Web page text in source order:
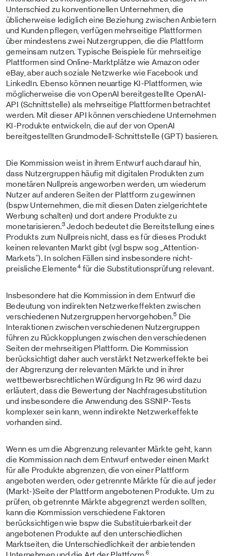
Unterschied zu konventionellen Unternehmen, die
üblicherweise lediglich eine Beziehung zwischen Anbietern
und Kunden pflegen, verfügen mehrseitige Plattformen
über mindestens zwei Nutzergruppen, die die Plattform
gemeinsam nutzen. Typische Beispiele für mehrseitige
Plattformen sind Online-Marktplätze wie Amazon oder
eBay, aber auch soziale Netzwerke wie Facebook und
LinkedIn. Ebenso können neuartige KI-Plattformen, wie
möglicherweise die von OpenAI bereitgestellte OpenAI-
API (Schnittstelle) als mehrseitige Plattformen betrachtet
werden. Mit dieser API können verschiedene Unternehmen
KI-Produkte entwickeln, die auf der von OpenAI
bereitgestellten Grundmodell-Schnittstelle (GPT) basieren.
Die Kommission weist in ihrem Entwurf auch darauf hin,
dass Nutzergruppen häufig mit digitalen Produkten zum
monetären Nullpreis angeworben werden, um wiederum
Nutzer auf anderen Seiten der Plattform zu gewinnen
(bspw Unternehmen, die mit diesen Daten zielgerichtete
Werbung schalten) und dort andere Produkte zu
monetarisieren.3 Jedoch bedeutet die Bereitstellung eines
Produkts zum Nullpreis nicht, dass es für dieses Produkt
keinen relevanten Markt gibt (vgl bspw sog „Attention-
Markets“). In solchen Fällen sind insbesondere nicht-
preisliche Elemente4 für die Substitutionsprüfung relevant.
Insbesondere hat die Kommission in dem Entwurf die
Bedeutung von indirekten Netzwerkeffekten zwischen
verschiedenen Nutzergruppen hervorgehoben.5 Die
Interaktionen zwischen verschiedenen Nutzergruppen
führen zu Rückkopplungen zwischen den verschiedenen
Seiten der mehrseitigen Plattform. Die Kommission
berücksichtigt daher auch verstärkt Netzwerkeffekte bei
der Abgrenzung der relevanten Märkte und in ihrer
wettbewerbsrechtlichen Würdigung In Rz 96 wird dazu
erläutert, dass die Bewertung der Nachfragesubstitution
und insbesondere die Anwendung des SSNIP-Tests
komplexer sein kann, wenn indirekte Netzwerkeffekte
vorhanden sind.
Wenn es um die Abgrenzung relevanter Märkte geht, kann
die Kommission nach dem Entwurf entweder einen Markt
für alle Produkte abgrenzen, die von einer Plattform
angeboten werden, oder getrennte Märkte für die auf jeder
(Markt-)Seite der Plattform angebotenen Produkte. Um zu
prüfen, ob getrennte Märkte abgegrenzt werden sollten,
kann die Kommission verschiedene Faktoren
berücksichtigen wie bspw die Substituierbarkeit der
angebotenen Produkte auf den unterschiedlichen
Marktseiten, die Unterschiedlichkeit der anbietenden
6